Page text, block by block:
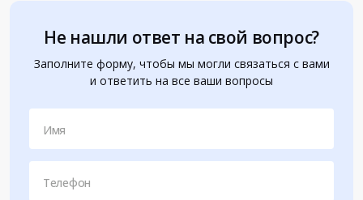
Не нашли ответ на свой вопрос?
Заполните форму, чтобы мы могли связаться с вами
и ответить на все ваши вопросы
Имя
Телефон